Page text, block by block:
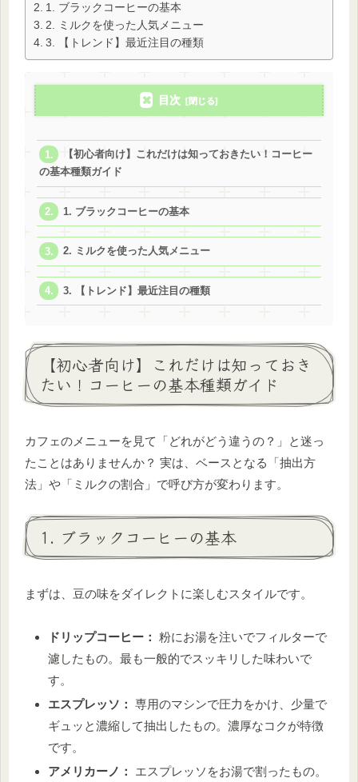
1. ブラックコーヒーの基本
2. ミルクを使った人気メニュー
3. 【トレンド】最近注目の種類
目次
【初心者向け】これだけは知っておきたい！コーヒー
の基本種類ガイド
1. ブラックコーヒーの基本
2. ミルクを使った人気メニュー
3. 【トレンド】最近注目の種類
【初心者向け】これだけは知っておき
たい！コーヒーの基本種類ガイド
カフェのメニューを見て「どれがどう違うの？」と迷っ
たことはありませんか？ 実は、ベースとなる「抽出方
法」や「ミルクの割合」で呼び方が変わります。
1. ブラックコーヒーの基本
まずは、豆の味をダイレクトに楽しむスタイルです。
ドリップコーヒー： 粉にお湯を注いでフィルターで
濾したもの。最も一般的でスッキリした味わいで
す。
エスプレッソ： 専用のマシンで圧力をかけ、少量で
ギュッと濃縮して抽出したもの。濃厚なコクが特徴
です。
アメリカーノ：
エスプレッソをお湯で割ったもの。